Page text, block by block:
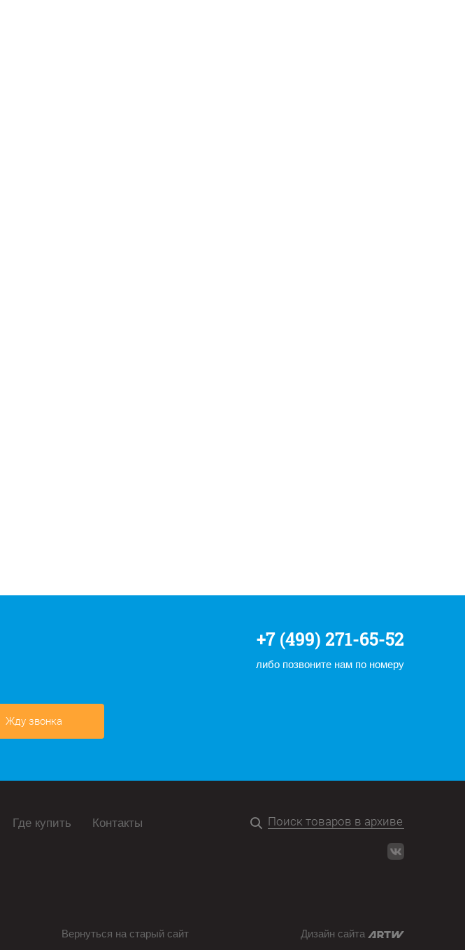
+7 (499) 271-65-52
либо позвоните нам по номеру
Жду звонка
Где купить Контакты
Вернуться на старый сайт Дизайн сайта